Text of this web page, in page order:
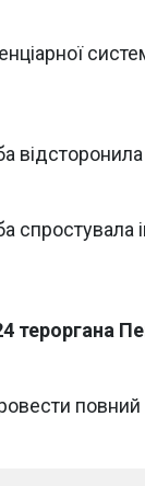
тероргана
повний